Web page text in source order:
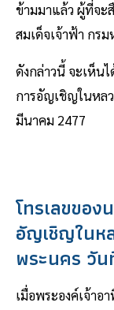
ข้ามมาแล้ว ผู้ที่จะ
สมเด็จเจ้าฟ้า กร
ดังกล่าวนี้ จะเห็น
การอัญเชิญในหล
มีนาคม 2477
โทรเลขขอ
อัญเชิญในห
พระนคร วั
เมื่อพระองค์เจ้าอ